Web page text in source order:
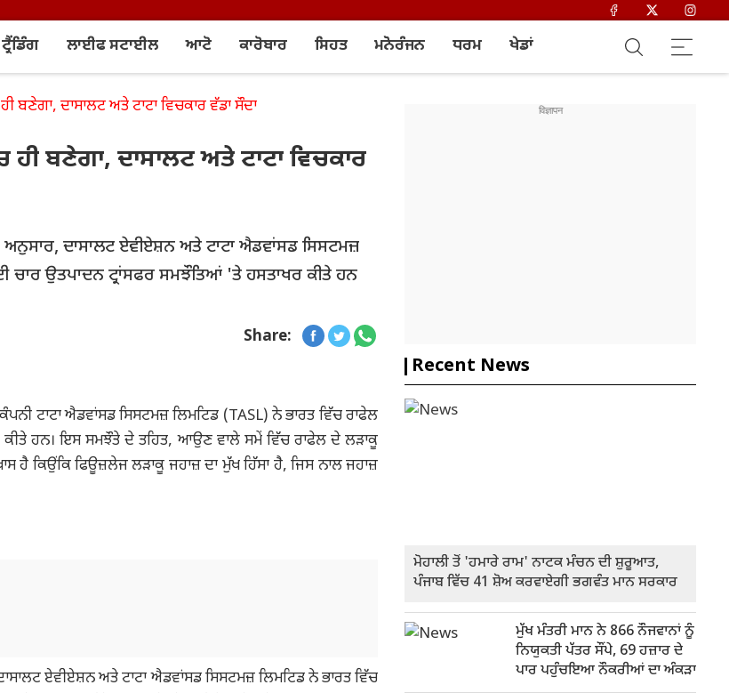
ਟ੍ਰੈਂਡਿੰਗ ਲਾਈਫ ਸਟਾਈਲ ਆਟੋ ਕਾਰੋਬਾਰ ਸਿਹਤ ਮਨੋਰੰਜਨ ਧਰਮ ਖੇਡਾਂ
ਬਣੇਗਾ, ਦਾਸਾਲਟ ਅਤੇ ਟਾਟਾ ਵਿਚਕਾਰ ਵੱਡਾ ਸੌਦਾ
ਬਣੇਗਾ, ਦਾਸਾਲਟ ਅਤੇ ਟਾਟਾ ਵਿਚਕਾਰ
ਦਾਸਾਲਟ ਏਵੀਏਸ਼ਨ ਅਤੇ ਟਾਟਾ ਐਡਵਾਂਸਡ ਸਿਸਟਮਜ਼
ਚਾਰ ਉਤਪਾਦਨ ਟ੍ਰਾਂਸਫਰ ਸਮਝੌਤਿਆਂ 'ਤੇ ਹਸਤਾਖਰ ਕੀਤੇ ਹਨ
Share:
ਟਾਟਾ ਐਡਵਾਂਸਡ ਸਿਸਟਮਜ਼ ਲਿਮਟਿਡ (TASL) ਨੇ ਭਾਰਤ ਵਿੱਚ ਰਾਫੇਲ
ਹਨ। ਇਸ ਸਮਝੌਤੇ ਦੇ ਤਹਿਤ, ਆਉਣ ਵਾਲੇ ਸਮੇਂ ਵਿੱਚ ਰਾਫੇਲ ਦੇ ਲੜਾਕੂ
ਕਿਉਂਕਿ ਫਿਊਜ਼ਲੇਜ ਲੜਾਕੂ ਜਹਾਜ਼ ਦਾ ਮੁੱਖ ਹਿੱਸਾ ਹੈ, ਜਿਸ ਨਾਲ ਜਹਾਜ਼
ਏਵੀਏਸ਼ਨ ਅਤੇ ਟਾਟਾ ਐਡਵਾਂਸਡ ਸਿਸਟਮਜ਼ ਲਿਮਟਿਡ ਨੇ ਭਾਰਤ ਵਿੱਚ
Recent News
ਮੋਹਾਲੀ ਤੋਂ 'ਹਮਾਰੇ ਰਾਮ' ਨਾਟਕ ਮੰਚਨ ਦੀ ਸ਼ੁਰੂਆਤ,
ਪੰਜਾਬ ਵਿੱਚ 41 ਸ਼ੋਅ ਕਰਵਾਏਗੀ ਭਗਵੰਤ ਮਾਨ ਸਰਕਾਰ
ਮੁੱਖ ਮੰਤਰੀ ਮਾਨ ਨੇ 866 ਨੌਜਵਾਨਾਂ ਨੂੰ
ਨਿਯੁਕਤੀ ਪੱਤਰ ਸੌਂਪੇ, 69 ਹਜ਼ਾਰ ਦੇ
ਪਾਰ ਪਹੁੰਚਇਆ ਨੌਕਰੀਆਂ ਦਾ ਅੰਕੜਾ